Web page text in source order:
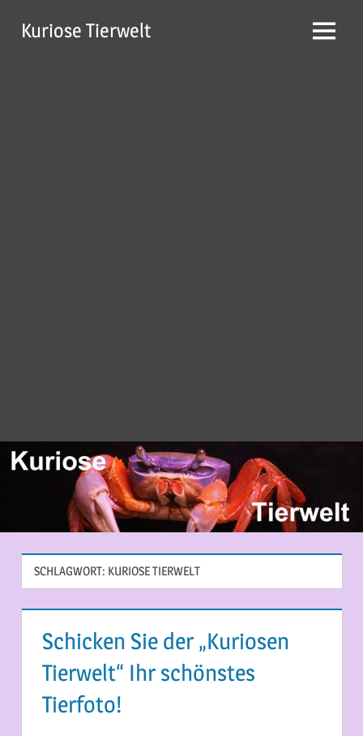
InhaltKuriose Tierwelt Menü
SCHLAGWORT: KURIOSE TIERWELT
Schicken Sie der „Kuriosen
Tierwelt“ Ihr schönstes
Tierfoto!